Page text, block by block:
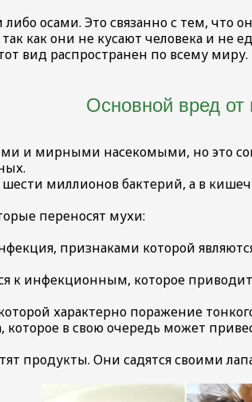
осами. Это связанно с тем,
как они не кусают человека и не
вид распространен по всему
Основной вред от
и мирными насекомыми, но это
шести миллионов бактерий, а в
переносят мухи:
признаками которой
к инфекционным, которое
характерно поражение
в свою очередь может
продукты. Они садятся своими